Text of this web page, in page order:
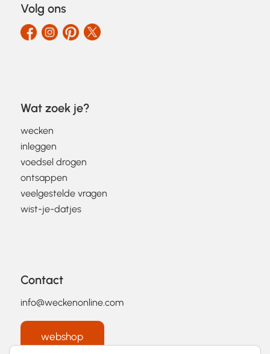
Volg ons
Wat zoek je?
wecken
inleggen
voedsel drogen
ontsappen
veelgestelde vragen
wist-je-datjes
Contact
info@weckenonline.com
webshop